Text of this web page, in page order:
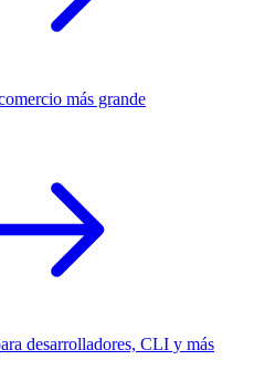
más grande
desarrolladores, CLI y más